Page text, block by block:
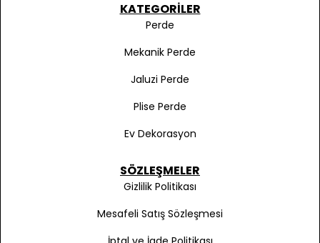
KATEGORILER
Perde
Mekanik Perde
Jaluzi Perde
Plise Perde
Ev Dekorasyon
SÖZLEŞMELER
Gizlilik Politikası
Mesafeli Satış Sözleşmesi